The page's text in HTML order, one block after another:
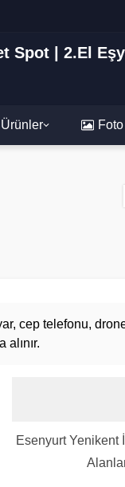
Ürünler
cep telefonu,
Esenyurt Yenikent